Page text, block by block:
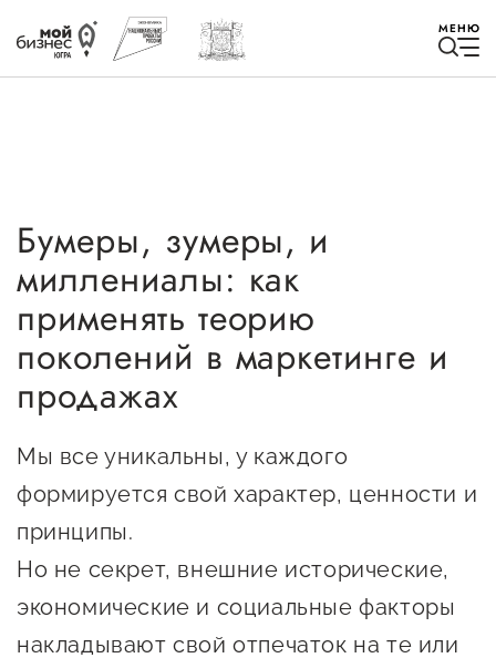
МЕНЮ
Избранное
Быть в курсе
Истории успеха
Мероприятия
Новости
Онлайн-витрина продукции
Социальные сети "Мой
Бизнес Югра"
Меры поддержки
Бумеры, зумеры, и
миллениалы: как
применять теорию
поколений в маркетинге и
продажах
Мы все уникальны, у каждого
формируется свой характер, ценности и
принципы.
Но не секрет, внешние исторические,
экономические и социальные факторы
накладывают свой отпечаток на те или